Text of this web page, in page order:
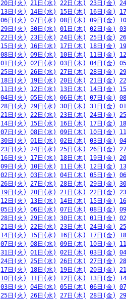
20日(火) 21日(水) 22日(木) 23日(金)
13日(火) 14日(水) 15日(木) 16日(金)
06日(火) 07日(水) 08日(木) 09日(金)
29日(火) 30日(水) 01日(木) 02日(金)
22日(火) 23日(水) 24日(木) 25日(金)
15日(火) 16日(水) 17日(木) 18日(金)
08日(火) 09日(水) 10日(木) 11日(金)
01日(火) 02日(水) 03日(木) 04日(金)
25日(火) 26日(水) 27日(木) 28日(金)
18日(火) 19日(水) 20日(木) 21日(金)
11日(火) 12日(水) 13日(木) 14日(金)
04日(火) 05日(水) 06日(木) 07日(金)
28日(火) 29日(水) 30日(木) 31日(金)
21日(火) 22日(水) 23日(木) 24日(金)
14日(火) 15日(水) 16日(木) 17日(金)
07日(火) 08日(水) 09日(木) 10日(金)
30日(火) 01日(水) 02日(木) 03日(金)
23日(火) 24日(水) 25日(木) 26日(金)
16日(火) 17日(水) 18日(木) 19日(金)
09日(火) 10日(水) 11日(木) 12日(金)
02日(火) 03日(水) 04日(木) 05日(金)
26日(火) 27日(水) 28日(木) 29日(金)
19日(火) 20日(水) 21日(木) 22日(金)
12日(火) 13日(水) 14日(木) 15日(金)
05日(火) 06日(水) 07日(木) 08日(金)
28日(火) 29日(水) 30日(木) 01日(金)
21日(火) 22日(水) 23日(木) 24日(金)
14日(火) 15日(水) 16日(木) 17日(金)
07日(火) 08日(水) 09日(木) 10日(金)
31日(火) 01日(水) 02日(木) 03日(金)
24日(火) 25日(水) 26日(木) 27日(金)
17日(火) 18日(水) 19日(木) 20日(金)
10日(火) 11日(水) 12日(木) 13日(金)
03日(火) 04日(水) 05日(木) 06日(金)
25日(火) 26日(水) 27日(木) 28日(金)